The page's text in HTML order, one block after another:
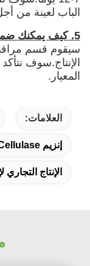
الباب لعينة من
5. كيف يمكنك ضمان الجودة؟
سيقوم قسم
الإنتاج.سوف
المعيار.
العلامات:
إنزيم Endo 1 T Reesei Cellulase
الإنتاج التجاري